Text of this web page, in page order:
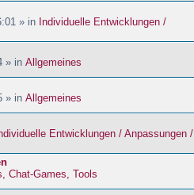
» in Individuelle Entwicklungen /
» in Allgemeines
» in Allgemeines
Entwicklungen / Anpassungen /
Chat-Games, Tools